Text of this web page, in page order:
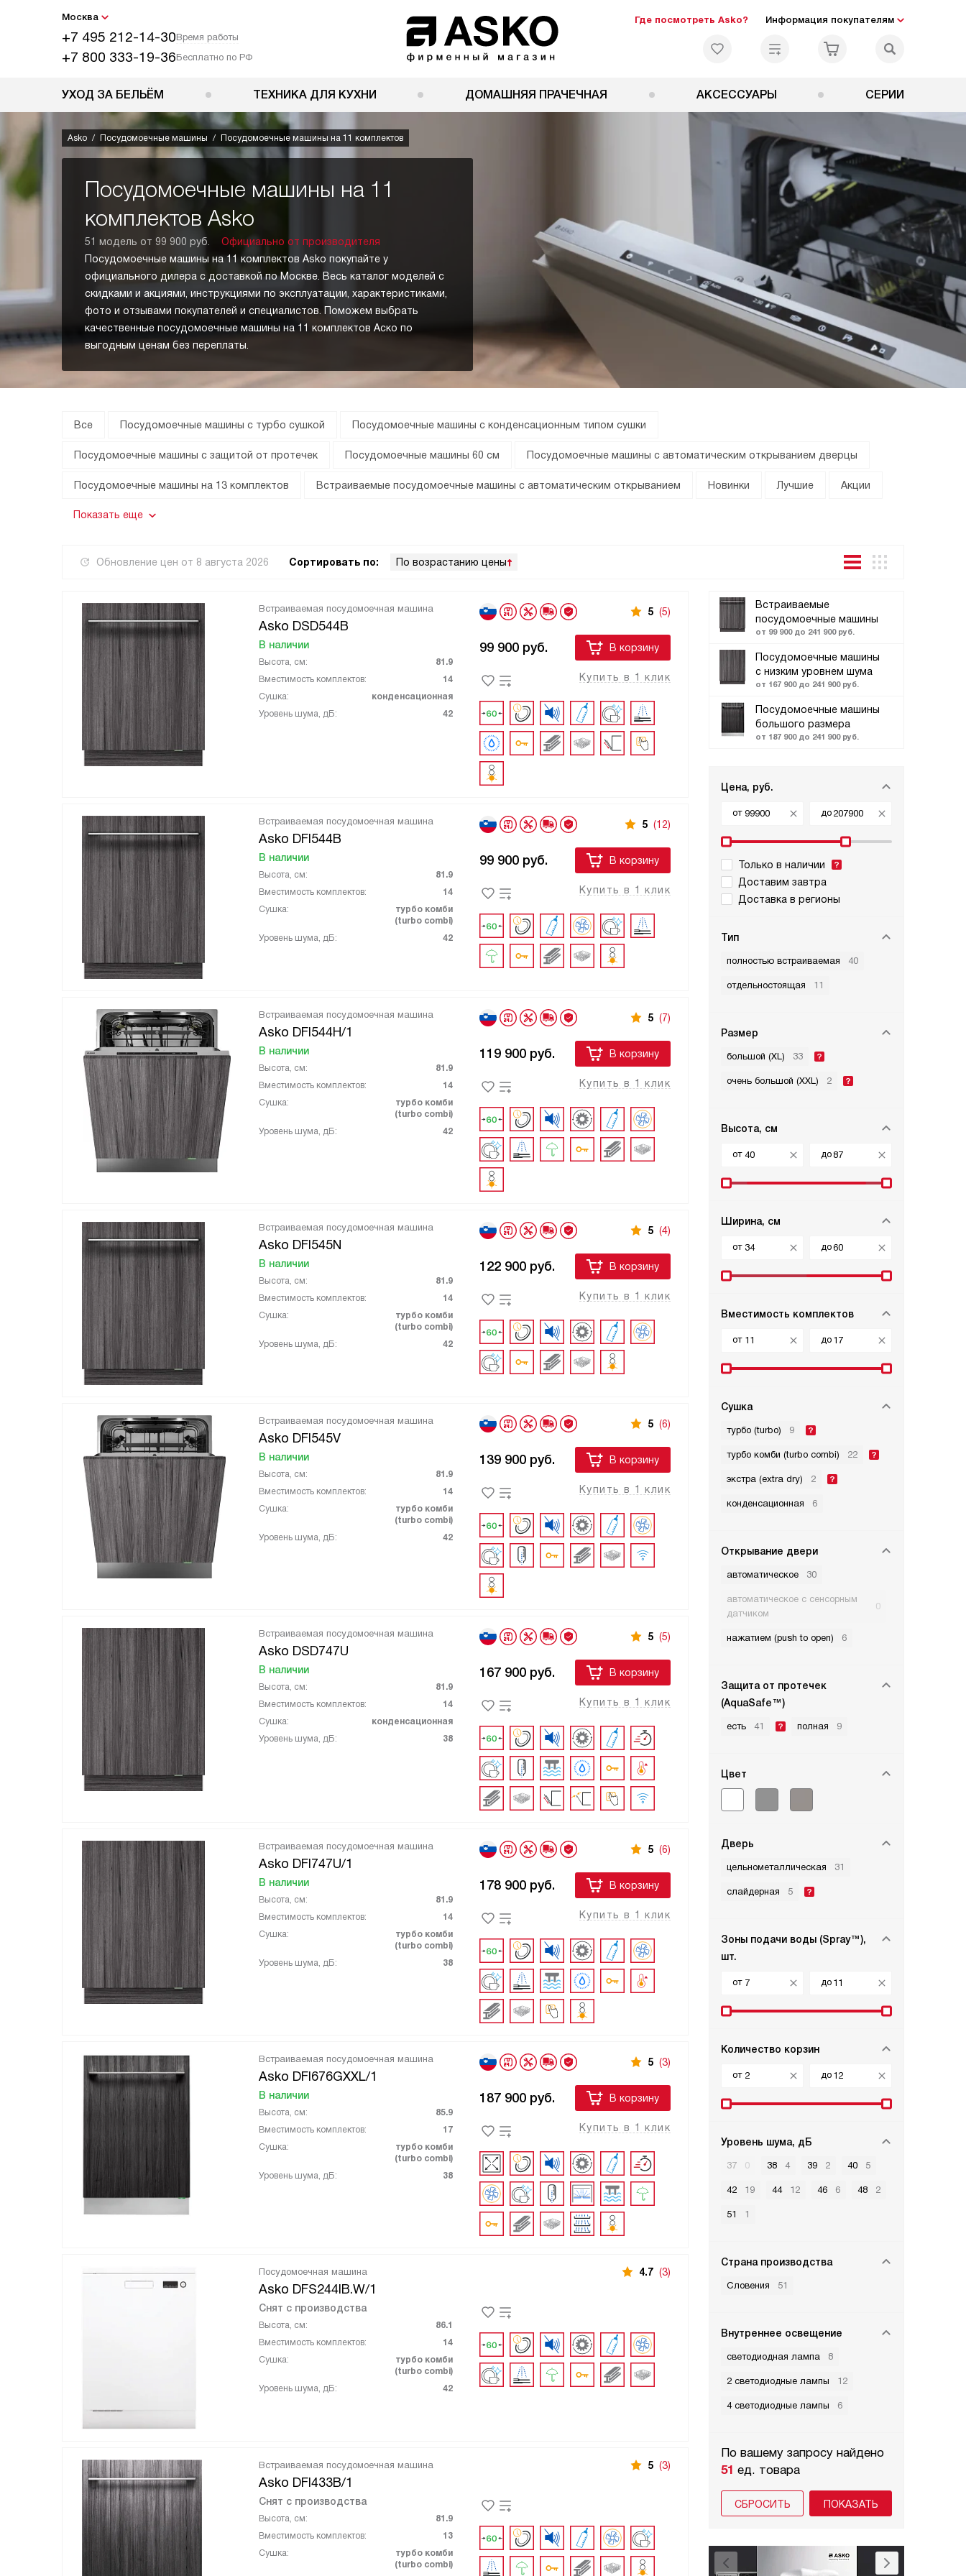
Москва
+7 495 212-14-30Время работы
+7 800 333-19-36Бесплатно по РФ
Где посмотреть Asko? Информация покупателям
УХОД ЗА БЕЛЬЁМ ТЕХНИКА ДЛЯ КУХНИ ДОМАШНЯЯ ПРАЧЕЧНАЯ АКСЕССУАРЫ СЕРИИ
Asko Посудомоечные машины Посудомоечные машины на 11 комплектов
Посудомоечные машины на 11
комплектов Asko
51 модель от 99 900 руб.
Официально от производителя
Посудомоечные машины на 11 комплектов Asko покупайте у
официального дилера с доставкой по Москве. Весь каталог моделей с
скидками и акциями, инструкциями по эксплуатации, характеристиками,
фото и отзывами покупателей и специалистов. Поможем выбрать
качественные посудомоечные машины на 11 комплектов Аско по
выгодным ценам без переплаты.
Все Посудомоечные машины с турбо сушкой Посудомоечные машины с конденсационным типом сушки
Посудомоечные машины с защитой от протечек Посудомоечные машины 60 см Посудомоечные машины с автоматическим открыванием дверцы
Посудомоечные машины на 13 комплектов Встраиваемые посудомоечные машины с автоматическим открыванием Новинки Лучшие Акции
Показать еще
Обновление цен от 8 августа 2026 Сортировать по: По возрастанию цены
Встраиваемые
посудомоечные машины
от 99 900 до 241 900 руб.
Посудомоечные машины
с низким уровнем шума
от 167 900 до 241 900 руб.
Посудомоечные машины
большого размера
от 187 900 до 241 900 руб.
Цена, руб.
от до
Только в наличии
Доставим завтра
Доставка в регионы
Тип
полностью встраиваемая 40
отдельностоящая 11
Размер
большой (XL) 33
очень большой (XXL) 2
Высота, см
от до
Ширина, см
от до
Вместимость комплектов
от до
Сушка
турбо (turbo) 9
турбо комби (turbo combi) 22
экстра (extra dry) 2
конденсационная 6
Открывание двери
автоматическое 30
автоматическое с сенсорным
датчиком
0
нажатием (push to open) 6
Защита от протечек
(AquaSafe™)
есть 41 полная 9
Цвет
Дверь
цельнометаллическая 31
слайдерная 5
Зоны подачи воды (Spray™),
шт.
от до
Количество корзин
от до
Уровень шума, дБ
37 0 38 4 39 2 40 5
42 19 44 12 46 6 48 2
51 1
Страна производства
Словения 51
Внутреннее освещение
светодиодная лампа 8
2 светодиодные лампы 12
4 светодиодные лампы 6
По вашему запросу найдено
51 ед. товара
СБРОСИТЬ
Встраиваемая посудомоечная машина
Asko DSD544B
В наличии
Высота, см:
81.9
Вместимость комплектов:
14
Сушка:
конденсационная
Уровень шума, дБ:
42
5 (5)
99 900 руб. В корзину
Купить в 1 клик
Встраиваемая посудомоечная машина
Asko DFI544B
В наличии
Высота, см:
81.9
Вместимость комплектов:
14
Сушка:
турбо комби
(turbo combi)
Уровень шума, дБ:
42
5 (12)
99 900 руб. В корзину
Купить в 1 клик
Встраиваемая посудомоечная машина
Asko DFI544H/1
В наличии
Высота, см:
81.9
Вместимость комплектов:
14
Сушка:
турбо комби
(turbo combi)
Уровень шума, дБ:
42
5 (7)
119 900 руб. В корзину
Купить в 1 клик
Встраиваемая посудомоечная машина
Asko DFI545N
В наличии
Высота, см:
81.9
Вместимость комплектов:
14
Сушка:
турбо комби
(turbo combi)
Уровень шума, дБ:
42
5 (4)
122 900 руб. В корзину
Купить в 1 клик
Встраиваемая посудомоечная машина
Asko DFI545V
В наличии
Высота, см:
81.9
Вместимость комплектов:
14
Сушка:
турбо комби
(turbo combi)
Уровень шума, дБ:
42
5 (6)
139 900 руб. В корзину
Купить в 1 клик
Встраиваемая посудомоечная машина
Asko DSD747U
В наличии
Высота, см:
81.9
Вместимость комплектов:
14
Сушка:
конденсационная
Уровень шума, дБ:
38
5 (5)
167 900 руб. В корзину
Купить в 1 клик
Встраиваемая посудомоечная машина
Asko DFI747U/1
В наличии
Высота, см:
81.9
Вместимость комплектов:
14
Сушка:
турбо комби
(turbo combi)
Уровень шума, дБ:
38
5 (6)
178 900 руб. В корзину
Купить в 1 клик
Встраиваемая посудомоечная машина
Asko DFI676GXXL/1
В наличии
Высота, см:
85.9
Вместимость комплектов:
17
Сушка:
турбо комби
(turbo combi)
Уровень шума, дБ:
38
5 (3)
187 900 руб. В корзину
Купить в 1 клик
Посудомоечная машина
Asko DFS244IB.W/1
Снят с производства
Высота, см:
86.1
Вместимость комплектов:
14
Сушка:
турбо комби
(turbo combi)
Уровень шума, дБ:
42
4.7 (3)
Встраиваемая посудомоечная машина
Asko DFI433B/1
Снят с производства
Высота, см:
81.9
Вместимость комплектов:
13
Сушка:
турбо комби
(turbo combi)
5 (3)